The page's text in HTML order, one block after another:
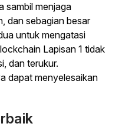
sambil menjaga
dan sebagian besar
untuk mengatasi
Lapisan 1 tidak
dan terukur.
dapat menyelesaikan